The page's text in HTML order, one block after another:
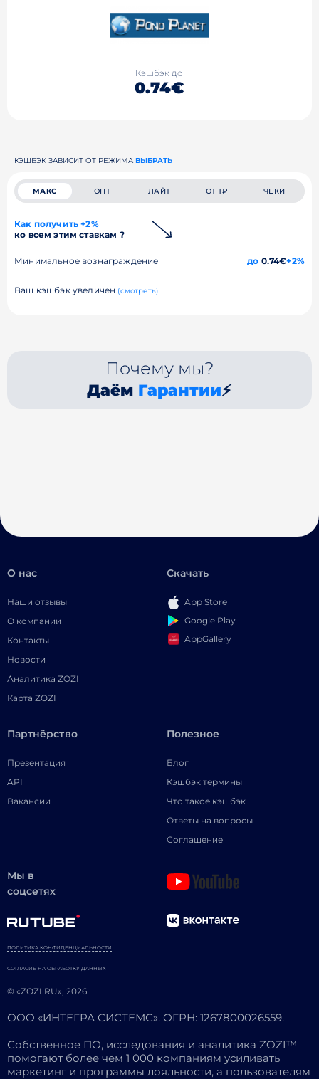
Кэшбэк до
0.74€
КЭШБЭК ЗАВИСИТ ОТ РЕЖИМА ВЫБРАТЬ
МАКС ОПТ ЛАЙТ ОТ 1₽ ЧЕКИ
Как получить +2%
ко всем этим ставкам ?
Минимальное вознаграждение до 0.74€+2%
Ваш кэшбэк увеличен (смотреть)
Почему мы?
Даём Гарантии⚡
О нас
Наши отзывы
О компании
Контакты
Новости
Аналитика ZOZI
Карта ZOZI
Скачать
App Store
Google Play
AppGallery
Партнёрство
Презентация
API
Вакансии
Полезное
Блог
Кэшбэк термины
Что такое кэшбэк
Ответы на вопросы
Соглашение
Мы в
соцсетях
© «ZOZI.RU», 2026
ПОЛИТИКА КОНФИДЕНЦИАЛЬНОСТИ
СОГЛАСИЕ НА ОБРАБОТКУ ДАННЫХ
ООО «ИНТЕГРА СИСТЕМС». ОГРН: 1267800026559.
Собственное ПО, исследования и аналитика ZOZI™
помогают более чем 1 000 компаниям усиливать
маркетинг и программы лояльности, а пользователям